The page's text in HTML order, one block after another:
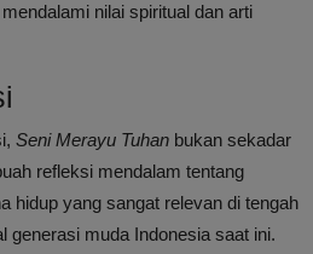
nilai spiritual dan arti
Seni Merayu Tuhan bukan sekadar
refleksi mendalam tentang
hidup yang sangat relevan di tengah
generasi muda Indonesia saat ini.